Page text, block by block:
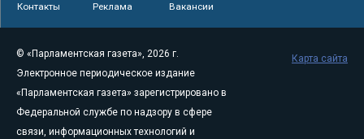
Контакты Реклама Вакансии
© «Парламентская газета», 2026 г.
Электронное периодическое издание
«Парламентская газета» зарегистрировано в
Федеральной службе по надзору в сфере
связи, информационных технологий и
Карта сайта